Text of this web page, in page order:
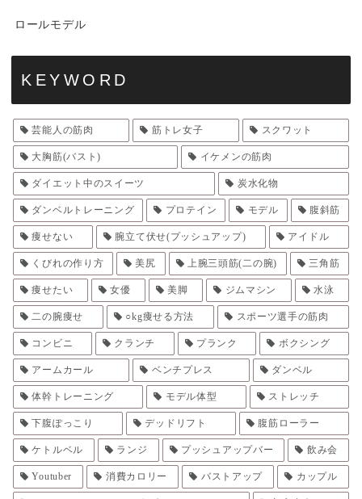
ロールモデル
KEYWORD
芸能人の筋肉 筋トレ女子 スクワット
大胸筋(バスト) イケメンの筋肉
ダイエット中のスイーツ 炭水化物
ダンベルトレーニング プロテイン モデル 腹斜筋
痩せない 腕立て伏せ(プッシュアップ) アイドル
くびれの作り方 美尻 上腕三頭筋(二の腕) 三角筋
痩せたい 女優 美脚 ジムマシン 水泳
二の腕痩せ ○kg痩せる方法 スポーツ選手の筋肉
コンビニ クランチ プランク ボクシング
アームカール ベンチプレス ダンベル
体幹トレーニング モデル体型 ストレッチ
下腹ぽっこり デッドリフト 腹筋ローラー
ケトルベル ランジ プッシュアップバー 飲み会
Youtuber 消費カロリー バストアップ カップル